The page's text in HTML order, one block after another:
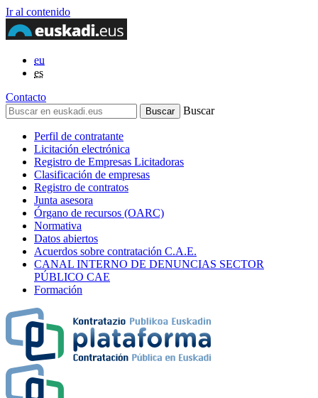
Ir al contenido
eu
es
Contacto
Buscar
Perfil de contratante
Licitación electrónica
Registro de Empresas Licitadoras
Clasificación de empresas
Registro de contratos
Junta asesora
Órgano de recursos (OARC)
Normativa
Datos abiertos
Acuerdos sobre contratación C.A.E.
CANAL INTERNO DE DENUNCIAS SECTOR
PÚBLICO CAE
Formación